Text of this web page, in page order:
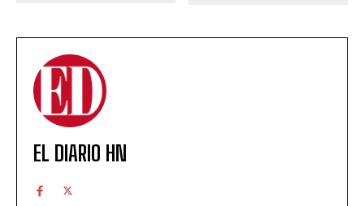
EL DIARIO HN